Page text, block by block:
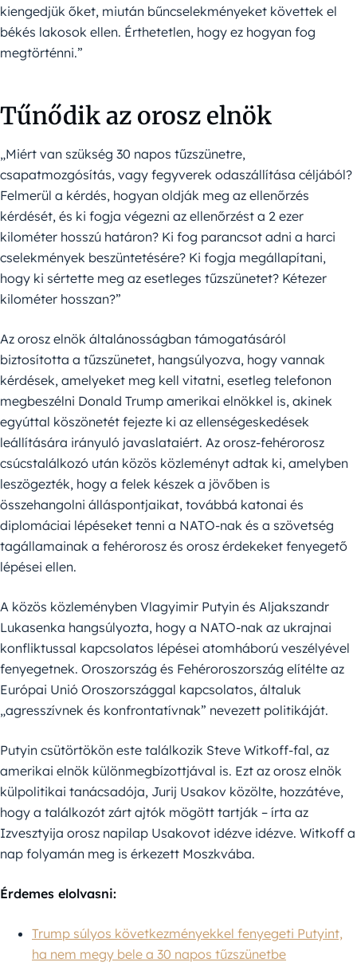
kiengedjük őket, miután bűncselekményeket követtek el
békés lakosok ellen. Érthetetlen, hogy ez hogyan fog
megtörténni.”
Tűnődik az orosz elnök
„Miért van szükség 30 napos tűzszünetre,
csapatmozgósítás, vagy fegyverek odaszállítása céljából?
Felmerül a kérdés, hogyan oldják meg az ellenőrzés
kérdését, és ki fogja végezni az ellenőrzést a 2 ezer
kilométer hosszú határon? Ki fog parancsot adni a harci
cselekmények beszüntetésére? Ki fogja megállapítani,
hogy ki sértette meg az esetleges tűzszünetet? Kétezer
kilométer hosszan?”
Az orosz elnök általánosságban támogatásáról
biztosította a tűzszünetet, hangsúlyozva, hogy vannak
kérdések, amelyeket meg kell vitatni, esetleg telefonon
megbeszélni Donald Trump amerikai elnökkel is, akinek
egyúttal köszönetét fejezte ki az ellenségeskedések
leállítására irányuló javaslataiért. Az orosz-fehérorosz
csúcstalálkozó után közös közleményt adtak ki, amelyben
leszögezték, hogy a felek készek a jövőben is
összehangolni álláspontjaikat, továbbá katonai és
diplomáciai lépéseket tenni a NATO-nak és a szövetség
tagállamainak a fehérorosz és orosz érdekeket fenyegető
lépései ellen.
A közös közleményben Vlagyimir Putyin és Aljakszandr
Lukasenka hangsúlyozta, hogy a NATO-nak az ukrajnai
konfliktussal kapcsolatos lépései atomháború veszélyével
fenyegetnek. Oroszország és Fehéroroszország elítélte az
Európai Unió Oroszországgal kapcsolatos, általuk
„agresszívnek és konfrontatívnak” nevezett politikáját.
Putyin csütörtökön este találkozik Steve Witkoff-fal, az
amerikai elnök különmegbízottjával is. Ezt az orosz elnök
külpolitikai tanácsadója, Jurij Usakov közölte, hozzátéve,
hogy a találkozót zárt ajtók mögött tartják – írta az
Izvesztyija orosz napilap Usakovot idézve idézve. Witkoff a
nap folyamán meg is érkezett Moszkvába.
Érdemes elolvasni:
Trump súlyos következményekkel fenyegeti Putyint,
ha nem megy bele a 30 napos tűzszünetbe